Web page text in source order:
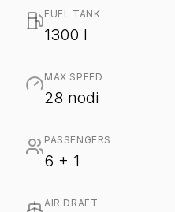
FUEL TANK
1300 l
MAX SPEED
28 nodi
PASSENGERS
6 + 1
AIR DRAFT